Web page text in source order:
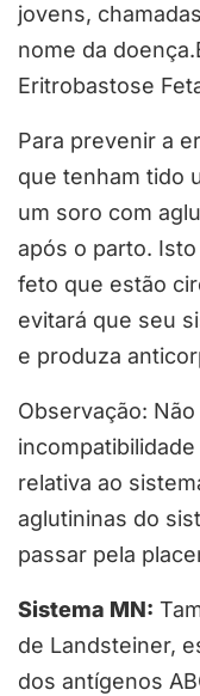
jovens,
nome da
Eritrobastose
Para prevenir a
que tenham tido
um soro com
após o parto.
feto que estão
evitará que seu
e produza
Observação:
relativa ao
aglutininas do
passar pela
Sistema MN:
de Landsteiner,
dos antígenos